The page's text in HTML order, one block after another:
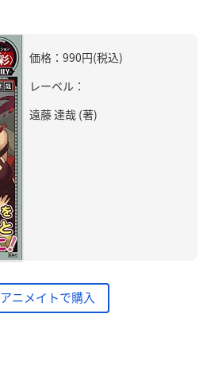
価格：990円(税込)
レーベル：
遠藤 達哉 (著)
アニメイトで購入